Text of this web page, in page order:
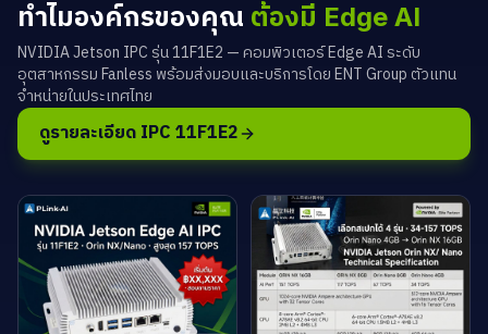
ทำไมองค์กรของคุณ ต้องมี Edge AI
NVIDIA Jetson IPC รุ่น 11F1E2 — คอมพิวเตอร์ Edge AI ระดับ
อุตสาหกรรม Fanless พร้อมส่งมอบและบริการโดย ENT Group ตัวแทน
จำหน่ายในประเทศไทย
ดูรายละเอียด IPC 11F1E2